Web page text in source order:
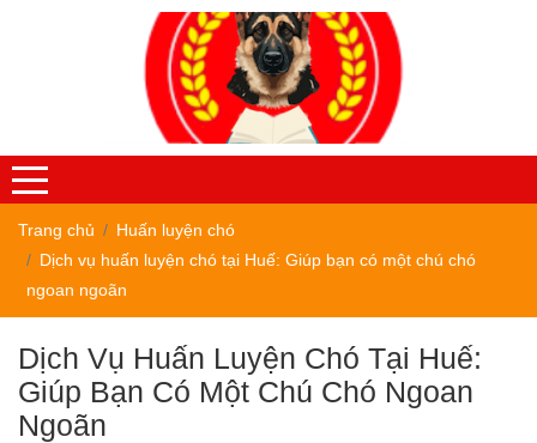
Trang chủ
Huấn luyện chó
Dịch vụ huấn luyện chó tại Huế: Giúp bạn có một chú chó
ngoan ngoãn
Dịch Vụ Huấn Luyện Chó Tại Huế:
Giúp Bạn Có Một Chú Chó Ngoan
Ngoãn